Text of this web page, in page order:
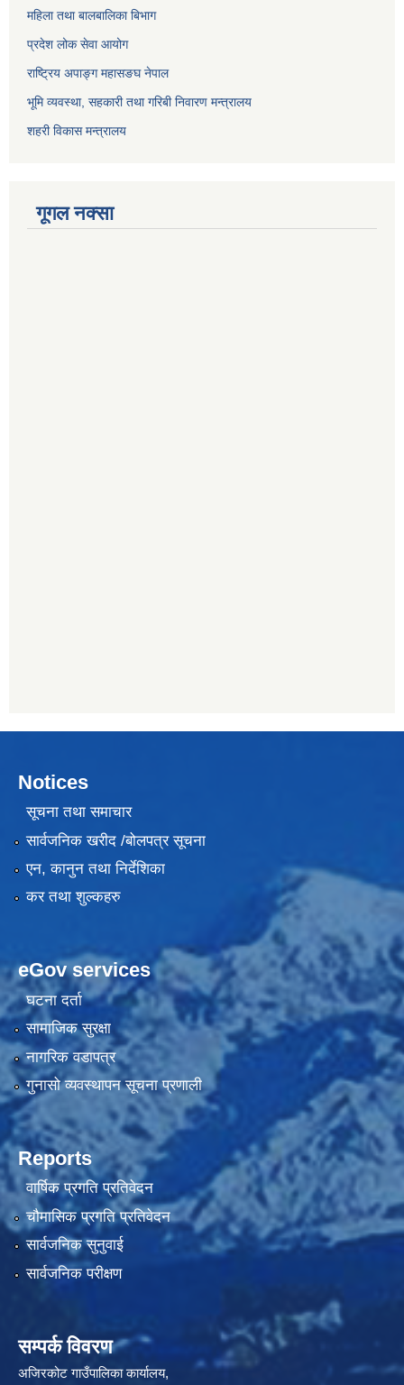
महिला तथा बालबालिका बिभाग
प्रदेश लोक सेवा आयोग
राष्ट्रिय अपाङ्ग महासङघ नेपाल
भूमि व्यवस्था, सहकारी तथा गरिबी निवारण मन्त्रालय
शहरी विकास मन्त्रालय
गूगल नक्सा
Notices
सूचना तथा समाचार
सार्वजनिक खरीद /बोलपत्र सूचना
एन, कानुन तथा निर्देशिका
कर तथा शुल्कहरु
eGov services
घटना दर्ता
सामाजिक सुरक्षा
नागरिक वडापत्र
गुनासो व्यवस्थापन सूचना प्रणाली
Reports
वार्षिक प्रगति प्रतिवेदन
चौमासिक प्रगति प्रतिवेदन
सार्वजनिक सुनुवाई
सार्वजनिक परीक्षण
सम्पर्क विवरण
अजिरकोट गाउँपालिका कार्यालय,